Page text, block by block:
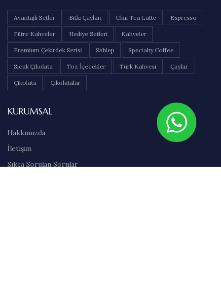
Avantajlı Setler Bitki Çayları Chai Tea Latte Espresso
Filtre Kahveler Hediye Setleri Kahveler
Premium Çekirdek Serisi Sahlep Specialty Coffee
Sıcak Çikolata Toz İçecekler Türk Kahvesi Çaylar
Çikolata Çikolatalar
KURUMSAL
Hakkımızda
İletişim
Sıkça Sorulan Sorular